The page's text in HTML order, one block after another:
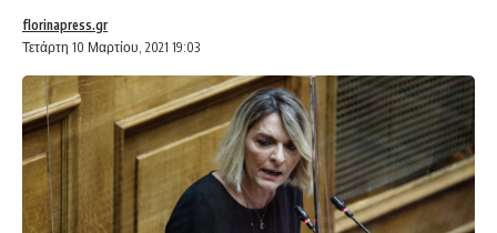
Τετάρτη 10 Μαρτίου, 2021 19:03
florinapress.gr